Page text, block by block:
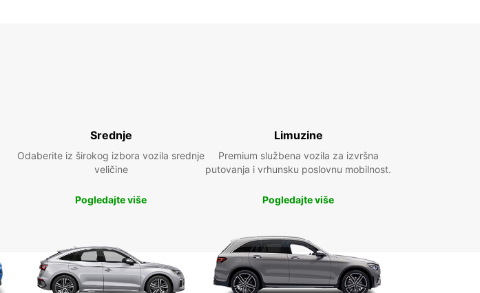
Srednje
Odaberite iz širokog izbora vozila srednje
veličine
Pogledajte više
Limuzine
Premium službena vozila za izvršna
putovanja i vrhunsku poslovnu mobilnost.
Pogledajte više